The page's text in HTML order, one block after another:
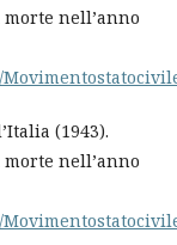
nell’anno
(1943).
nell’anno